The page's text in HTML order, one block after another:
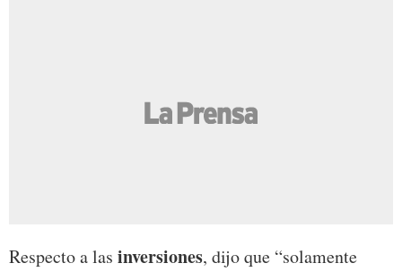
Respecto a las inversiones, dijo que “solamente